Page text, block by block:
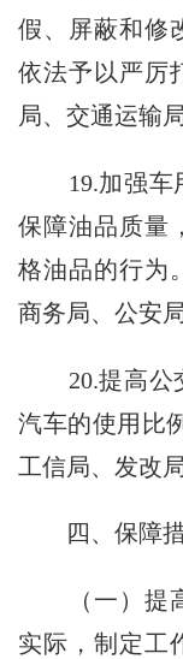
假、屏蔽和修
依法予以严厉
局、交通运输
19.加强车用
保障油品质量
格油品的行为
商务局、公安局
20.提高公交
汽车的使用比
工信局、发改
四、保障
（一）提高
实际，制定工